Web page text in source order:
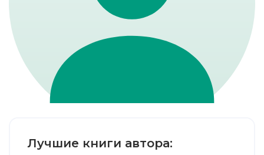
Лучшие книги автора: